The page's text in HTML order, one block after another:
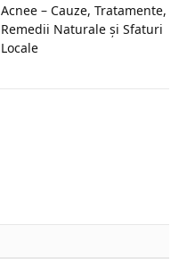
Acnee – Cauze, Tratamente,
Remedii Naturale și Sfaturi
Locale